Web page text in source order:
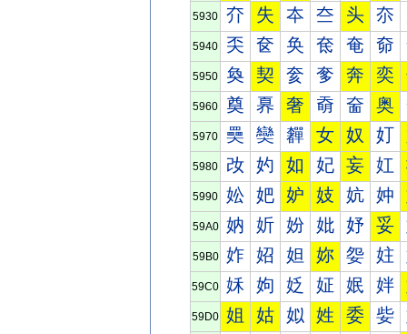
5930 夰 失 夲 夳 头 夵
5940 奀 奁 奂 奃 奄 奅
5950 奐 契 奒 奓 奔 奕
5960 奠 奡 奢 奣 奤 奥
5970 奰 奱 奲 女 奴 奵
5980 妀 妁 如 妃 妄 妅
5990 妐 妑 妒 妓 妔 妕
59A0 妠 妡 妢 妣 妤 妥
59B0 妰 妱 妲 妳 妴 妵
59C0 姀 姁 姂 姃 姄 姅
59D0 姐 姑 姒 姓 委 姕